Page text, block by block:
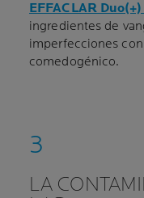
EFFACLAR
ingredientes de
imperfecciones
comedogénico.
LA